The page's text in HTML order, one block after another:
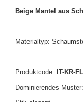
Beige Mantel aus
Materialtyp:
Produktcode: IT-KR-
Dominierendes